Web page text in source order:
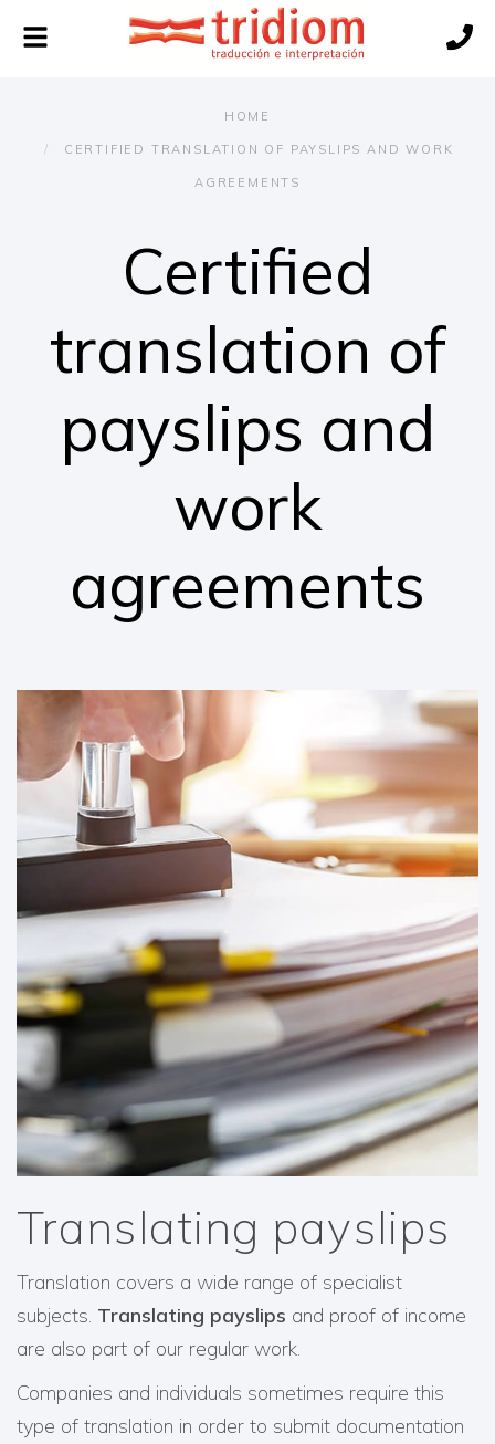
Toggle
navigation
HOME
CERTIFIED TRANSLATION OF PAYSLIPS AND WORK
AGREEMENTS
Certified
translation of
payslips and
work
agreements
Translating payslips
Translation covers a wide range of specialist
subjects. Translating payslips and proof of income
are also part of our regular work.
Companies and individuals sometimes require this
type of translation in order to submit documentation